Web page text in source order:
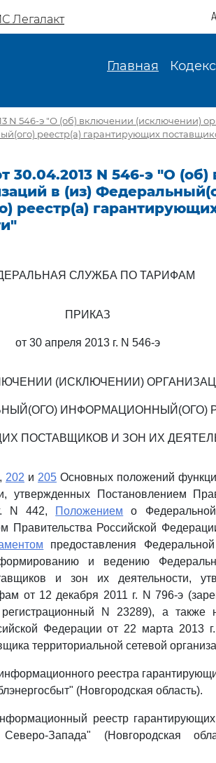
Легалакт
Главная
N 546-э "О (об) включении (исключении)
реестр(а) гарантирующих
30.04.2013 N 546-э "О
в (из)
реестр(а)
СЛУЖБА ПО ТАРИФАМ
ПРИКАЗ
от 30 апреля 2013 г. N 546-э
(ИСКЛЮЧЕНИИ)
ИНФОРМАЦИОННЫЙ(ОГО)
ПОСТАВЩИКОВ И ЗОН ИХ
, 202 и 205 Основных положений
утвержденных Постановлением
N 442,
Положением о
Правительства Российской
предоставления
и ведению
и зон их деятельности,
от 12 декабря 2011 г. N 796-э
N 23289), а также
Федерации от 22 марта 2013
территориальной сетевой
реестра
(Новгородская область).
реестр
Запада" (Новгородская